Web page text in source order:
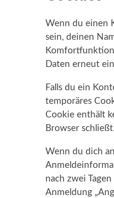
Wenn du einen
sein, deinen
Daten erneut
Falls du ein
temporäres
Cookie enthält
Browser
Wenn du dich
nach zwei
Anmeldung